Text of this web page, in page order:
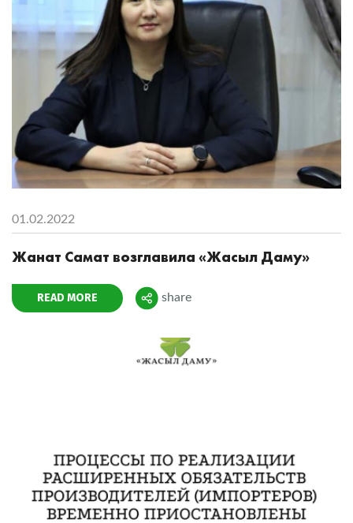
01.02.2022
Жанат Самат возглавила «Жасыл Даму»
READ MORE Поделиться
share